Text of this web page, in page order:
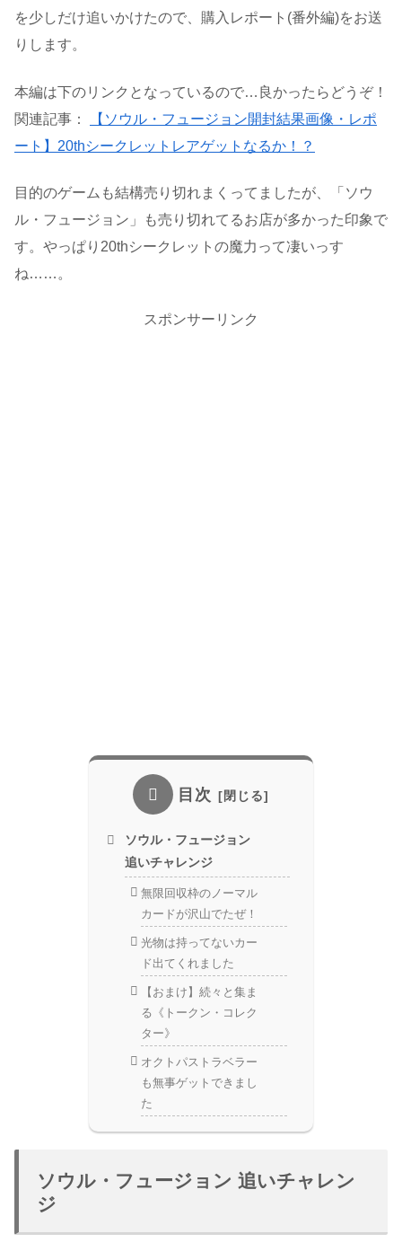
を少しだけ追いかけたので、購入レポート(番外編)をお送
りします。
本編は下のリンクとなっているので…良かったらどうぞ！
関連記事：
【ソウル・フュージョン開封結果画像・レポ
ート】20thシークレットレアゲットなるか！？
目的のゲームも結構売り切れまくってましたが、「ソウ
ル・フュージョン」も売り切れてるお店が多かった印象で
す。やっぱり20thシークレットの魔力って凄いっす
ね……。
スポンサーリンク
目次
ソウル・フュージョン
追いチャレンジ
無限回収枠のノーマル
カードが沢山でたぜ！
光物は持ってないカー
ド出てくれました
【おまけ】続々と集ま
る《トークン・コレク
ター》
オクトパストラベラー
も無事ゲットできまし
た
ソウル・フュージョン 追いチャレン
ジ